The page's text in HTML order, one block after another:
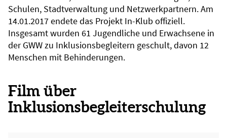
Schulen, Stadtverwaltung und Netzwerkpartnern. Am
14.01.2017 endete das Projekt In-Klub offiziell.
Insgesamt wurden 61 Jugendliche und Erwachsene in
der GWW zu Inklusionsbegleitern geschult, davon 12
Menschen mit Behinderungen.
Film über
Inklusionsbegleiterschulung